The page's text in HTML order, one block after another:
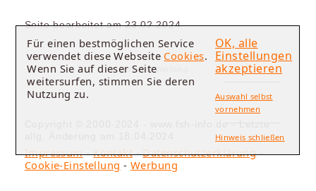
Seite bearbeitet am 23.02.2024.
Statische Werbung
Impressum-Kontakt-Datenschutzerklärung-
Cookie-Einstellung -Werbung
Für einen bestmöglichen Service
verwendet diese Webseite Cookies.
Wenn Sie auf dieser Seite
weitersurfen, stimmen Sie deren
Nutzung zu.
OK, alle
Einstellungen
akzeptieren
Auswahl selbst
vornehmen
Hinweis schließen